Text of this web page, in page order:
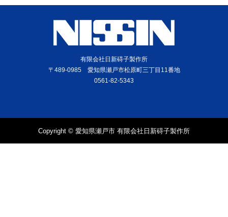
有限会社日新碍子製作所
〒489-0985 愛知県瀬戸市松原町三丁目11番地
0561-82-5343
Copyright © 愛知県瀬戸市 有限会社日新碍子製作所